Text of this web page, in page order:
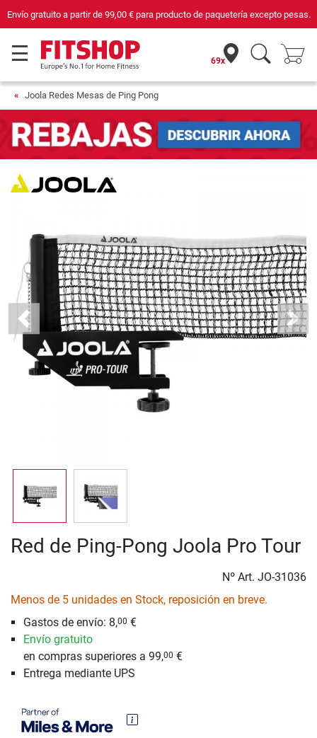
Envío gratuito a partir de 99,00 €para producto de paquetería excepto pesas.
69x
Joola Redes Mesas de Ping Pong
Previous Next
Red de Ping-Pong Joola Pro Tour
Nº Art. JO-31036
Menos de 5 unidades en Stock, reposición en breve.
Gastos de envío: 8,00 €
Envío gratuito
en compras superiores a 99,00 €
Entrega mediante UPS